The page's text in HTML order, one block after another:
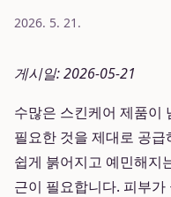
2026. 5. 21.
게시일: 2026-05-21
수많은 스킨케어 제품이
필요한 것을 제대로 공
쉽게 붉어지고 예민해지
근이 필요합니다. 피부